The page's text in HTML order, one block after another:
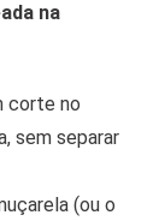
na
corte no
sem separar
(ou o